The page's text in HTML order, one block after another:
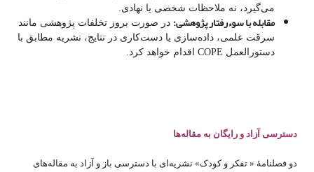
می‌گیرد، نه ملاحظات شخصی یا نهادی.
مقابله با سوءرفتار پژوهشی: در صورت بروز تخلفات پژوهشی مانند
سرقت علمی، داده‌سازی یا دست‌کاری در نتایج، نشریه مطابق با
دستورالعمل COPE اقدام خواهد کرد.
دسترسی آزاد و رایگان به مقاله‌ها
دو فصلنامۀ « تفکر و کودک» نشریه‌ای با دسترسی باز و آزاد به مقاله‌های